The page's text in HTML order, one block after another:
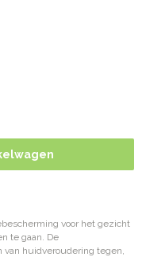
voor het gezicht
te gaan. De
van huidveroudering tegen,